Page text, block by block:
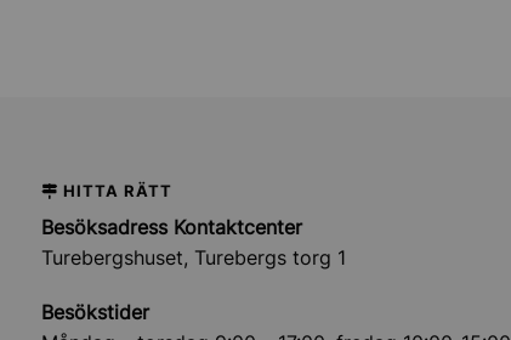
HITTA RÄTT
Besöksadress Kontaktcenter
Turebergshuset, Turebergs torg 1
Besökstider